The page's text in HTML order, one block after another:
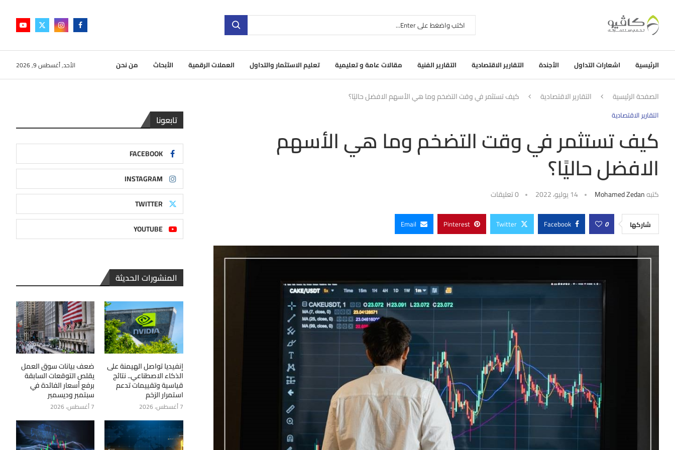
الرئيسية اشعارات التداول الأجندة التقارير الاقتصادية التقارير الفنية مقالات عامة و تعليمية تعليم الاستثمار والتداول العملات الرقمية الأبحاث من نحن الأحد, أغسطس 9, 2026
الصفحة الرئيسية التقارير الاقتصادية كيف تستثمر في وقت التضخم وما هي الأسهم الافضل حاليًا؟
التقارير الاقتصادية
كيف تستثمر في وقت التضخم وما هي الأسهم
الافضل حاليًا؟
كتبهMohamed Zedan 14 يوليو، 2022 0 تعليقات
شاركها 0
Facebook
Twitter
Pinterest
Email
تابعونا
FACEBOOK
INSTAGRAM
TWITTER
YOUTUBE
المنشورات الحديثة
إنفيديا تواصل الهيمنة على
الذكاء الاصطناعي.. نتائج
قياسية وتقييمات تدعم
استمرار الزخم
7 أغسطس، 2026
ضعف بيانات سوق العمل
يقلص التوقعات السابقة
برفع أسعار الفائدة في
سبتمبر وديسمبر
7 أغسطس، 2026